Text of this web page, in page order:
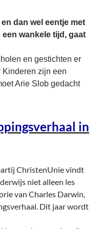
dan wel eentje met
wankele tijd, gaat
en gestichten er
Kinderen zijn een
Arie Slob gedacht
in
ChristenUnie vindt
niet alleen les
van Charles Darwin,
Dit jaar wordt